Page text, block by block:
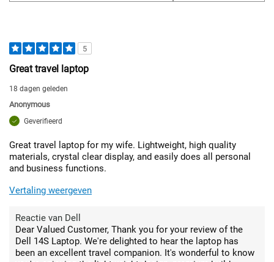
5
Great travel laptop
18 dagen geleden
Anonymous
Geverifieerd
Great travel laptop for my wife. Lightweight, high quality
materials, crystal clear display, and easily does all personal
and business functions.
Vertaling weergeven
Reactie van Dell
Dear Valued Customer, Thank you for your review of the
Dell 14S Laptop. We're delighted to hear the laptop has
been an excellent travel companion. It's wonderful to know